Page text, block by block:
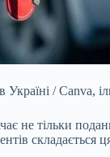
/ Canva,
не тільки
складається